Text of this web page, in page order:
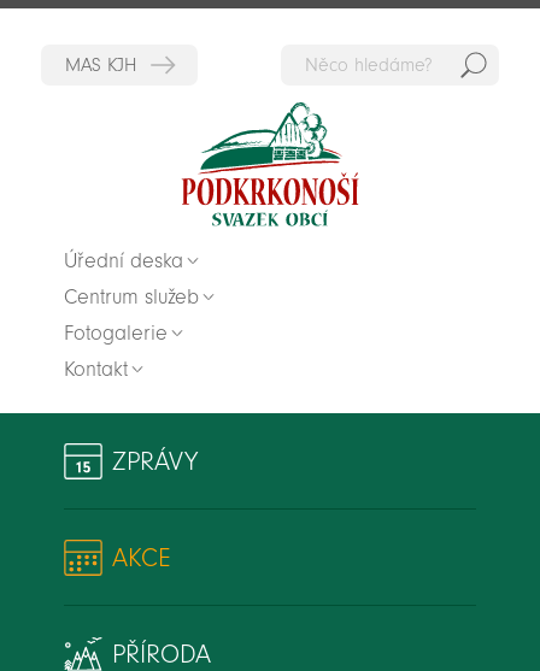
Úřední deska
Centrum služeb
Fotogalerie
Kontakt
ZPRÁVY
AKCE
PŘÍRODA